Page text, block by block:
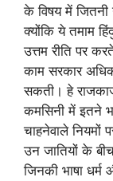
के विषय में
क्योंकि ये तमाम
उत्तम रीति पर
काम सरकार
सकती। हे
कमसिनी में इतने
चाहनेवाले
उन जातियों के
जिनकी भाषा